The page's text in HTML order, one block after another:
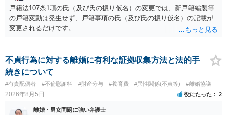
せんが、何人もの人に話すと名誉棄損になりえます。 また、業務妨害
や不法行為に当たる可能性もあります。 名誉棄損（民事、刑事とも）
は「公然」（不特定又は多数）と「事実」（相手の社会的外務的名誉
を棄損する内容の事実、侮辱とは異なる）を摘示することで成立しま
す。 この事実は、原則的に、「真実」でも該当してしまいます。 です
ので、相談者さんが、病院担当者1人に話すだけでは公然性を欠きます
ので、名誉棄損には当たりません。ただし、さらに多くの人に相談し
てしまうと、たとえそれが真実であっても名誉棄損に当たる可能性が
生じることになります。 また、相談者さんが病院に相談することによ
り、相手に仕事上の不利益を与えたり、精神的苦痛を与えると、業務
妨害や不法行為（慰謝料の対象）になりますが、その内容が真実であ
戸籍法107条1項の氏（及び氏の振り仮名）の変更では、新戸籍編製等
の戸籍変動は発生せず、戸籍事項の氏（及び氏の振り仮名）の記載が
変更されるだけです。
不貞行為に対する離婚に有利な証拠収集方法と法的手
続きについて
#有責配偶者 #不倫慰謝料 #財産分与 #養育費 #異性関係(不貞等) #離婚協議
2026年8月5日 役にたった 2
離婚・男女問題に強い弁護士